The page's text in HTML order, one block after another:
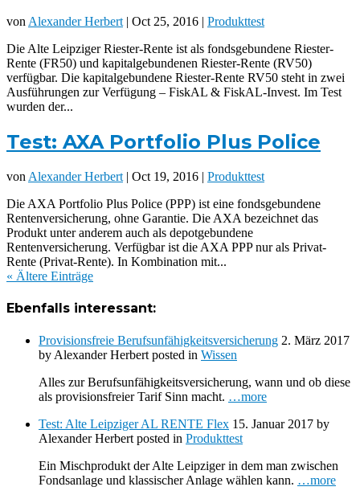
von Alexander Herbert | Oct 25, 2016 | Produkttest
Die Alte Leipziger Riester-Rente ist als fondsgebundene Riester-
Rente (FR50) und kapitalgebundenen Riester-Rente (RV50)
verfügbar. Die kapitalgebundene Riester-Rente RV50 steht in zwei
Ausführungen zur Verfügung – FiskAL & FiskAL-Invest. Im Test
wurden der...
Test: AXA Portfolio Plus Police
von Alexander Herbert | Oct 19, 2016 | Produkttest
Die AXA Portfolio Plus Police (PPP) ist eine fondsgebundene
Rentenversicherung, ohne Garantie. Die AXA bezeichnet das
Produkt unter anderem auch als depotgebundene
Rentenversicherung. Verfügbar ist die AXA PPP nur als Privat-
Rente (Privat-Rente). In Kombination mit...
« Ältere Einträge
Ebenfalls interessant:
Provisionsfreie Berufsunfähigkeitsversicherung 2. März 2017
by Alexander Herbert posted in Wissen
Alles zur Berufsunfähigkeitsversicherung, wann und ob diese
als provisionsfreier Tarif Sinn macht. …more
Test: Alte Leipziger AL RENTE Flex 15. Januar 2017 by
Alexander Herbert posted in Produkttest
Ein Mischprodukt der Alte Leipziger in dem man zwischen
Fondsanlage und klassischer Anlage wählen kann. …more